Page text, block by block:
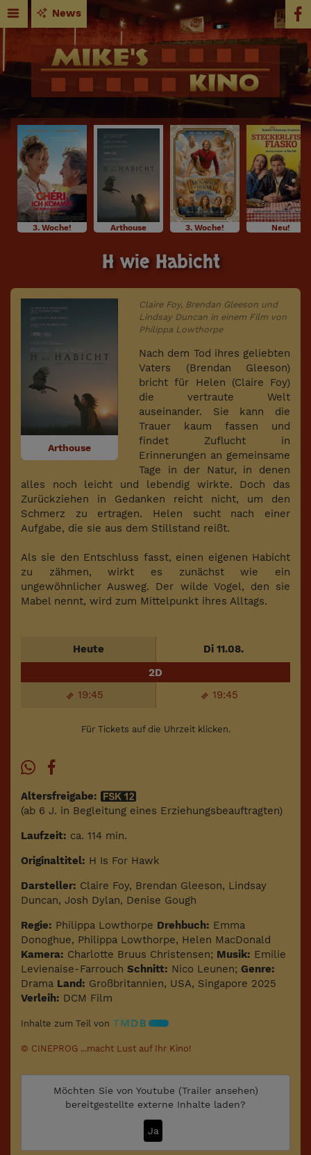
News
3. Woche! Arthouse 3. Woche! Neu!
H wie Habicht
Arthouse
Claire Foy, Brendan Gleeson und
Lindsay Duncan in einem Film von
Philippa Lowthorpe
Nach dem Tod ihres geliebten
Vaters (Brendan Gleeson)
bricht für Helen (Claire Foy)
die vertraute Welt
auseinander. Sie kann die
Trauer kaum fassen und
findet Zuflucht in
Erinnerungen an gemeinsame
Tage in der Natur, in denen
alles noch leicht und lebendig wirkte. Doch das
Zurückziehen in Gedanken reicht nicht, um den
Schmerz zu ertragen. Helen sucht nach einer
Aufgabe, die sie aus dem Stillstand reißt.
Als sie den Entschluss fasst, einen eigenen Habicht
zu zähmen, wirkt es zunächst wie ein
ungewöhnlicher Ausweg. Der wilde Vogel, den sie
Mabel nennt, wird zum Mittelpunkt ihres Alltags.
Heute Di 11.08.
19:45 19:45
2D
Für Tickets auf die Uhrzeit klicken.
Altersfreigabe:
(ab 6 J. in Begleitung eines Erziehungsbeauftragten)
Laufzeit: ca. 114 min.
Originaltitel: H Is For Hawk
Darsteller: Claire Foy, Brendan Gleeson, Lindsay
Duncan, Josh Dylan, Denise Gough
Regie: Philippa Lowthorpe Drehbuch: Emma
Donoghue, Philippa Lowthorpe, Helen MacDonald
Kamera: Charlotte Bruus Christensen; Musik: Emilie
Levienaise-Farrouch Schnitt: Nico Leunen; Genre:
Drama Land: Großbritannien, USA, Singapore 2025
Verleih: DCM Film
Inhalte zum Teil von
© CINEPROG ...macht Lust auf Ihr Kino!
Möchten Sie von Youtube (Trailer ansehen)
bereitgestellte externe Inhalte laden?
Ja